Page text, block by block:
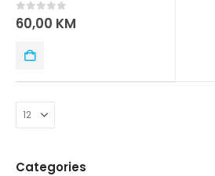
0 out of 5
60,00 KM
Categories